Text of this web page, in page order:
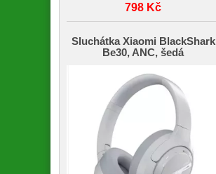
798 Kč
Sluchátka Xiaomi BlackShark
Be30, ANC, šedá